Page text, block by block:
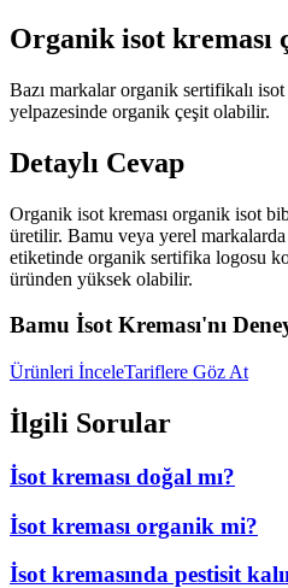
Organik isot kreması
Bazı markalar organik sertifikalı
yelpazesinde organik çeşit olabilir.
Detaylı Cevap
Organik isot kreması organik isot
üretilir. Bamu veya yerel
etiketinde organik sertifika logosu
üründen yüksek olabilir.
Bamu İsot Kreması'nı
Ürünleri İnceleTariflere Göz At
İlgili Sorular
İsot kreması doğal mı?
İsot kreması organik mi?
İsot kremasında pestisit